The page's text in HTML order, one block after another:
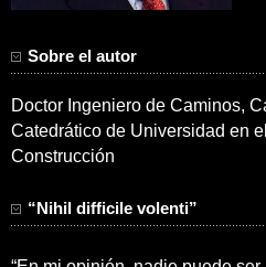
Sobre el autor
Doctor Ingeniero de Caminos,
Catedrático de Universidad en
Construcción
“Nihil difficile volenti”